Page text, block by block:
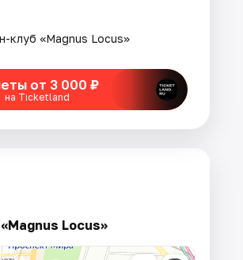
клуб «Magnus Locus»
от 3 000 ₽
на Ticketland
Locus»